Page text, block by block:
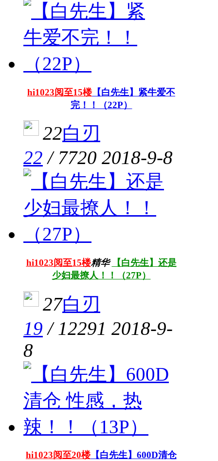
hi1023阅至15楼【白先生】紧牛爱不
完！！（22P）
22白刃
22 / 7720 2018-9-8
hi1023阅至15楼精华
【白先生】还是
少妇最撩人！！（27P）
27白刃
19 / 12291 2018-9-
8
hi1023阅至20楼【白先生】600D清仓